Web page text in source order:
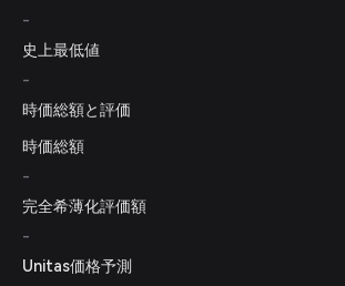
-
史上最低値
-
時価総額と評価
時価総額
-
完全希薄化評価額
-
Unitas価格予測